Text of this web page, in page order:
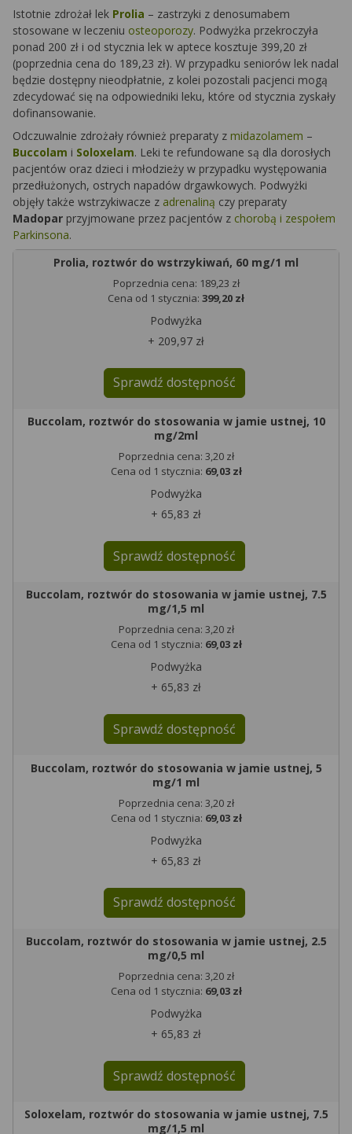
Istotnie zdrożał lek Prolia – zastrzyki z denosumabem
stosowane w leczeniu osteoporozy. Podwyżka przekroczyła
ponad 200 zł i od stycznia lek w aptece kosztuje 399,20 zł
(poprzednia cena do 189,23 zł). W przypadku seniorów lek nadal
będzie dostępny nieodpłatnie, z kolei pozostali pacjenci mogą
zdecydować się na odpowiedniki leku, które od stycznia zyskały
dofinansowanie.
Odczuwalnie zdrożały również preparaty z midazolamem –
Buccolam i Soloxelam. Leki te refundowane są dla dorosłych
pacjentów oraz dzieci i młodzieży w przypadku występowania
przedłużonych, ostrych napadów drgawkowych. Podwyżki
objęły także wstrzykiwacze z adrenaliną czy preparaty
Madopar przyjmowane przez pacjentów z chorobą i zespołem
Parkinsona.
Prolia, roztwór do wstrzykiwań, 60 mg/1 ml
Poprzednia cena: 189,23 zł
Cena od 1 stycznia: 399,20 zł
Podwyżka
+ 209,97 zł
Sprawdź dostępność
Buccolam, roztwór do stosowania w jamie ustnej, 10
mg/2ml
Poprzednia cena: 3,20 zł
Cena od 1 stycznia: 69,03 zł
Podwyżka
+ 65,83 zł
Sprawdź dostępność
Buccolam, roztwór do stosowania w jamie ustnej, 7.5
mg/1,5 ml
Poprzednia cena: 3,20 zł
Cena od 1 stycznia: 69,03 zł
Podwyżka
+ 65,83 zł
Sprawdź dostępność
Buccolam, roztwór do stosowania w jamie ustnej, 5
mg/1 ml
Poprzednia cena: 3,20 zł
Cena od 1 stycznia: 69,03 zł
Podwyżka
+ 65,83 zł
Sprawdź dostępność
Buccolam, roztwór do stosowania w jamie ustnej, 2.5
mg/0,5 ml
Poprzednia cena: 3,20 zł
Cena od 1 stycznia: 69,03 zł
Podwyżka
+ 65,83 zł
Sprawdź dostępność
Soloxelam, roztwór do stosowania w jamie ustnej, 7.5
mg/1,5 ml